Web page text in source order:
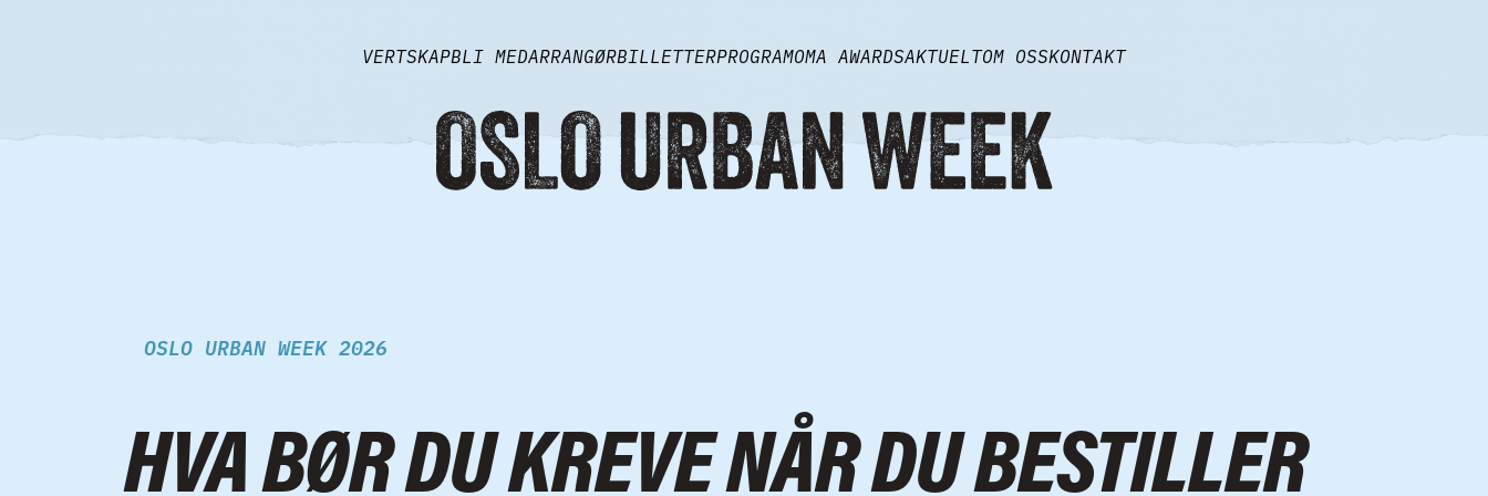
VERTSKAPBLI MEDARRANGØRBILLETTERPROGRAMOMA AWARDSAKTUELTOM OSSKONTAKT
OSLO URBAN WEEK 2026
HVA BØR DU KREVE NÅR DU BESTILLER